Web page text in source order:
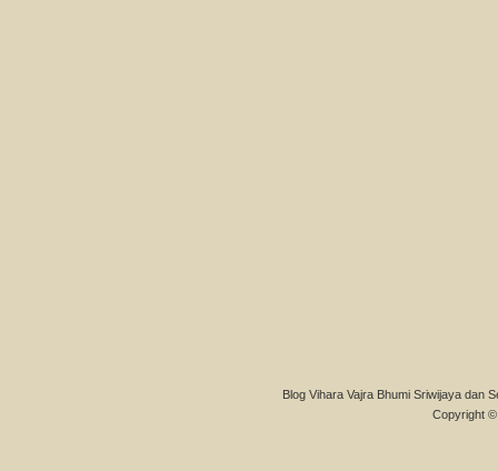
Blog Vihara Vajra Bhumi Sriwijaya dan
Copyright ©